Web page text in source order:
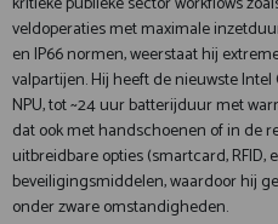
veldoperaties met maximale
en IP66 normen, weerstaat hij
valpartijen. Hij heeft de nieuwste
NPU, tot ~24 uur batterijduur met
dat ook met handschoenen of in de
uitbreidbare opties (smartcard,
beveiligingsmiddelen, waardoor hij
onder zware omstandigheden.